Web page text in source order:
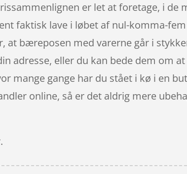
er let at foretage, i de
faktisk lave i løbet af nul-komma-
at bæreposen med varerne går i
adresse, eller du kan bede dem om
mange gange har du stået i kø i en
online, så er det aldrig mere